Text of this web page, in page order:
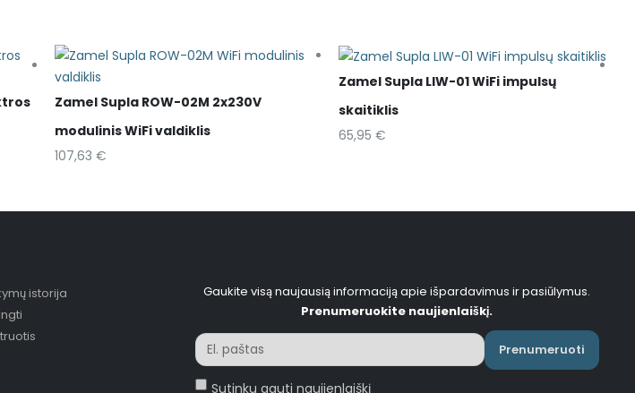
Zamel Supla ROW-02M 2x230V
modulinis WiFi valdiklis
107,63 €
Zamel Supla LIW-01 WiFi impulsų
skaitiklis
65,95 €
istorija
Gaukite visą naujausią informaciją apie išpardavimus ir pasiūlymus.
Prenumeruokite naujienlaiškį.
Prenumeruoti
Sutinku gauti naujienlaiškį